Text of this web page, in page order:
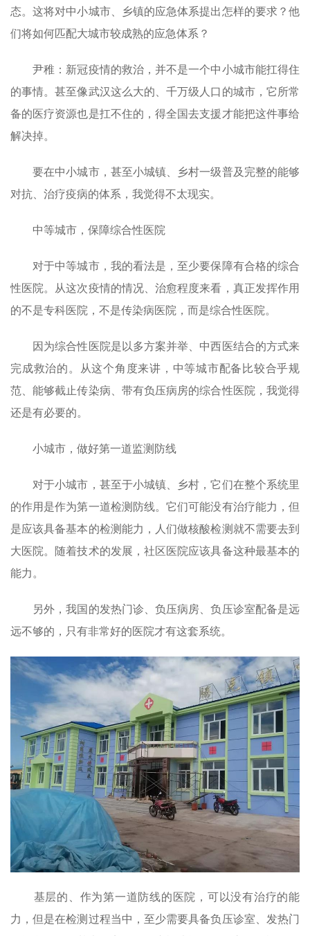
态。这将对中小城市、乡镇的应急体系提出怎样的要求？他
们将如何匹配大城市较成熟的应急体系？
尹稚：新冠疫情的救治，并不是一个中小城市能扛得住
的事情。甚至像武汉这么大的、千万级人口的城市，它所常
备的医疗资源也是扛不住的，得全国去支援才能把这件事给
解决掉。
要在中小城市，甚至小城镇、乡村一级普及完整的能够
对抗、治疗疫病的体系，我觉得不太现实。
中等城市，保障综合性医院
对于中等城市，我的看法是，至少要保障有合格的综合
性医院。从这次疫情的情况、治愈程度来看，真正发挥作用
的不是专科医院，不是传染病医院，而是综合性医院。
因为综合性医院是以多方案并举、中西医结合的方式来
完成救治的。从这个角度来讲，中等城市配备比较合乎规
范、能够截止传染病、带有负压病房的综合性医院，我觉得
还是有必要的。
小城市，做好第一道监测防线
对于小城市，甚至于小城镇、乡村，它们在整个系统里
的作用是作为第一道检测防线。它们可能没有治疗能力，但
是应该具备基本的检测能力，人们做核酸检测就不需要去到
大医院。随着技术的发展，社区医院应该具备这种最基本的
能力。
另外，我国的发热门诊、负压病房、负压诊室配备是远
远不够的，只有非常好的医院才有这套系统。
基层的、作为第一道防线的医院，可以没有治疗的能
力，但是在检测过程当中，至少需要具备负压诊室、发热门